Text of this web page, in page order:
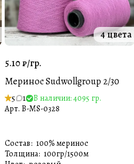
4 цвета
5.10 ₽/гр.
Меринос Sudwollgroup 2/30
5 1
В наличии: 4095 гр.
Арт. B-MS-0328
Состав: 100% меринос
Толщина: 100гр/1500м